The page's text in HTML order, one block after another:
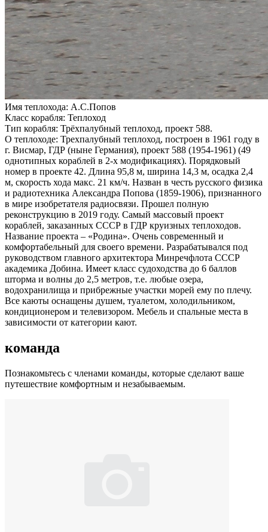
Имя теплохода: А.С.Попов
Класс корабля: Теплоход
Тип корабля: Трёхпалубный теплоход, проект 588.
О теплоходе: Трехпалубный теплоход, построен в 1961 году в
г. Висмар, ГДР (ныне Германия), проект 588 (1954-1961) (49
однотипных кораблей в 2-х модификациях). Порядковый
номер в проекте 42. Длина 95,8 м, ширина 14,3 м, осадка 2,4
м, скорость хода макс. 21 км/ч. Назван в честь русского физика
и радиотехника Александра Попова (1859-1906), признанного
в мире изобретателя радиосвязи. Прошел полную
реконструкцию в 2019 году. Самый массовый проект
кораблей, заказанных СССР в ГДР круизных теплоходов.
Название проекта – «Родина». Очень современный и
комфортабельный для своего времени. Разрабатывался под
руководством главного архитектора Минречфлота СССР
академика Добина. Имеет класс судоходства до 6 баллов
шторма и волны до 2,5 метров, т.е. любые озера,
водохранилища и прибрежные участки морей ему по плечу.
Все каюты оснащены душем, туалетом, холодильником,
кондиционером и телевизором. Мебель и спальные места в
зависимости от категории кают.
команда
Познакомьтесь с членами команды, которые сделают ваше
путешествие комфортным и незабываемым.